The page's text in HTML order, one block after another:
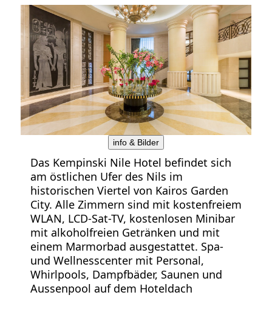
info & Bilder
Das Kempinski Nile Hotel befindet sich
am östlichen Ufer des Nils im
historischen Viertel von Kairos Garden
City. Alle Zimmern sind mit kostenfreiem
WLAN, LCD-Sat-TV, kostenlosen Minibar
mit alkoholfreien Getränken und mit
einem Marmorbad ausgestattet. Spa-
und Wellnesscenter mit Personal,
Whirlpools, Dampfbäder, Saunen und
Aussenpool auf dem Hoteldach